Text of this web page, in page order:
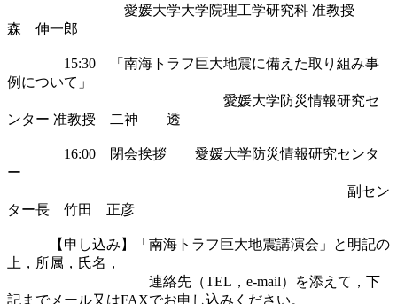
森　伸一郎
15:30　「南海トラフ巨大地震に備えた取り組み事
例について」
ンター 准教授　二神　　透
16:00　閉会挨拶　　愛媛大学防災情報研究センタ
ー
副セン
ター長　竹田　正彦
【申し込み】「南海トラフ巨大地震講演会」と明記の
上，所属，氏名，
連絡先（TEL，e-mail）を添えて，下
記までメール又はFAXでお申し込みください。